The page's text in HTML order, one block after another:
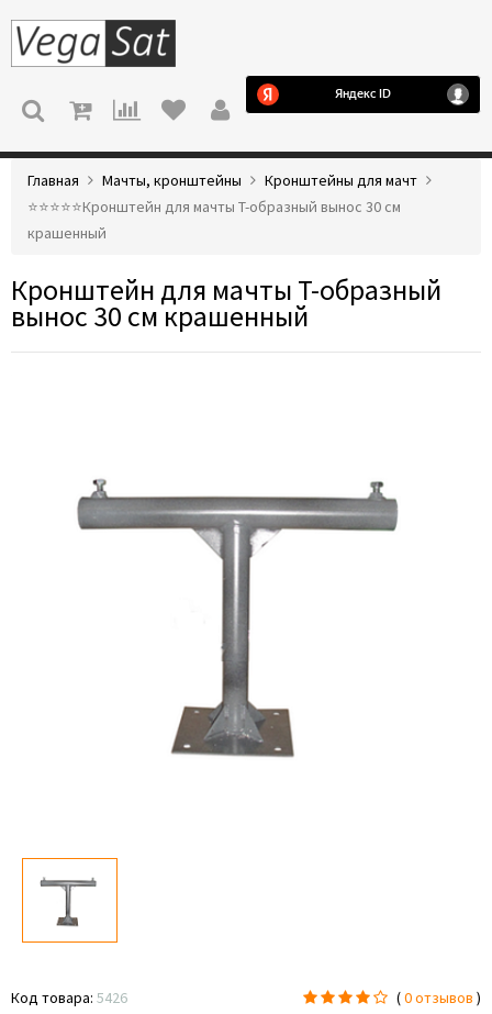
МЕНЮ
Главная Мачты, кронштейны
Кронштейны для мачт
⭐️⭐️⭐️⭐️⭐️Кронштейн для мачты Т-образный вынос 30 см
крашенный
Кронштейн для мачты Т-образный
вынос 30 см крашенный
Код товара: 5426 (0 отзывов )